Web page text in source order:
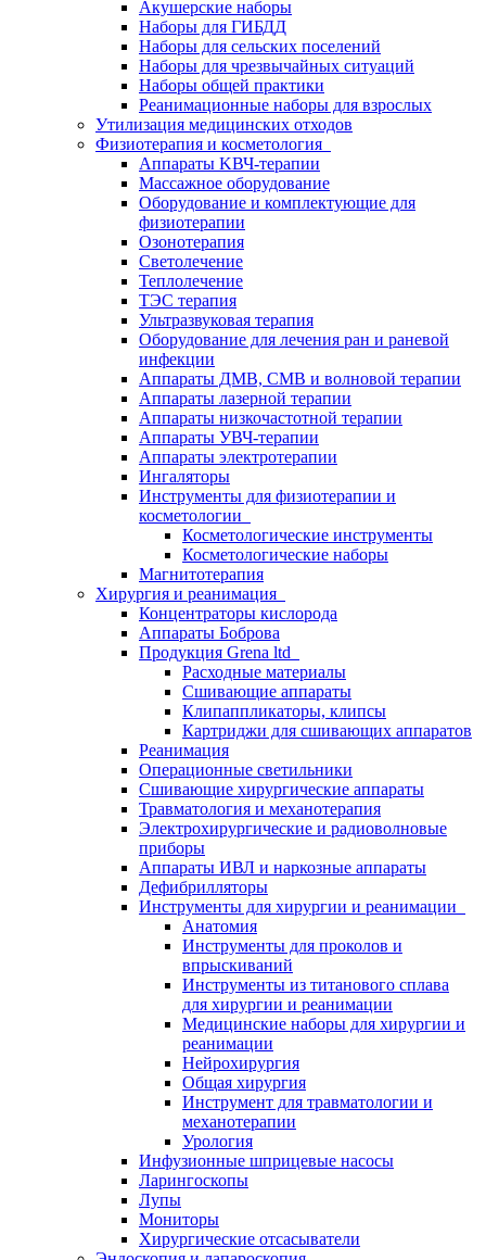
Акушерские наборы
Наборы для ГИБДД
Наборы для сельских поселений
Наборы для чрезвычайных ситуаций
Наборы общей практики
Реанимационные наборы для взрослых
Утилизация медицинских отходов
Физиотерапия и косметология
Аппараты KВЧ-терапии
Массажное оборудование
Оборудование и комплектующие для
физиотерапии
Озонотерапия
Светолечение
Теплолечение
ТЭС терапия
Ультразвуковая терапия
Оборудование для лечения ран и раневой
инфекции
Аппараты ДМВ, СМВ и волновой терапии
Аппараты лазерной терапии
Аппараты низкочастотной терапии
Аппараты УВЧ-терапии
Аппараты электротерапии
Ингаляторы
Инструменты для физиотерапии и
косметологии
Косметологические инструменты
Косметологические наборы
Магнитотерапия
Хирургия и реанимация
Концентраторы кислорода
Аппараты Боброва
Продукция Grena ltd
Расходные материалы
Сшивающие аппараты
Клипаппликаторы, клипсы
Картриджи для сшивающих аппаратов
Реанимация
Операционные светильники
Сшивающие хирургические аппараты
Травматология и механотерапия
Электрохирургические и радиоволновые
приборы
Аппараты ИВЛ и наркозные аппараты
Дефибрилляторы
Инструменты для хирургии и реанимации
Анатомия
Инструменты для проколов и
впрыскиваний
Инструменты из титанового сплава
для хирургии и реанимации
Медицинские наборы для хирургии и
реанимации
Нейрохирургия
Общая хирургия
Инструмент для травматологии и
механотерапии
Урология
Инфузионные шприцевые насосы
Ларингоскопы
Лупы
Мониторы
Хирургические отсасыватели